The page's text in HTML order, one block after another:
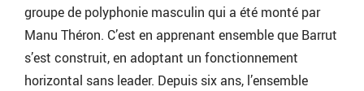
groupe de polyphonie masculin qui a été monté par
Manu Théron. C’est en apprenant ensemble que Barrut
s’est construit, en adoptant un fonctionnement
horizontal sans leader. Depuis six ans, l’ensemble